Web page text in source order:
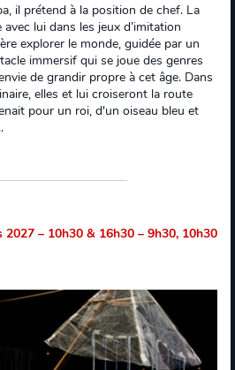
il prétend à la position de chef. La
lui dans les jeux d’imitation
explorer le monde, guidée par un
immersif qui se joue des genres
de grandir propre à cet âge. Dans
elles et lui croiseront la route
pour un roi, d'un oiseau bleu et
– 10h30 & 16h30 – 9h30, 10h30